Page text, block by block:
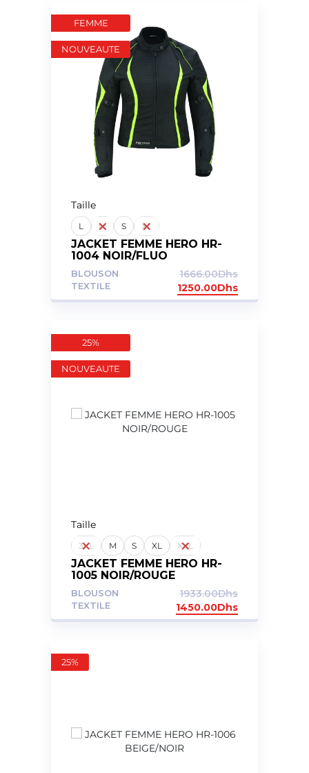
Taille
L M S XL
JACKET FEMME HERO HR-
1004 NOIR/FLUO
BLOUSON
TEXTILE
1666.00Dhs
1250.00Dhs
FEMME
NOUVEAUTE
Taille
3XL M S XL XXL
JACKET FEMME HERO HR-
1005 NOIR/ROUGE
BLOUSON
TEXTILE
1933.00Dhs
1450.00Dhs
25%
NOUVEAUTE
25%